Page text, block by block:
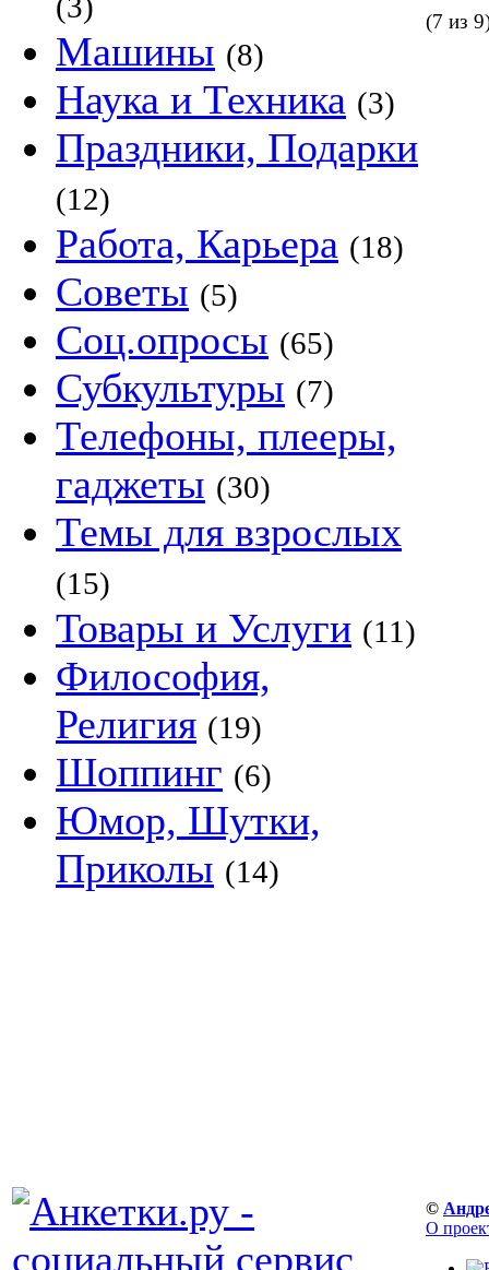
Машины (8)
Наука и Техника (3)
Праздники, Подарки
(12)
Работа, Карьера (18)
Советы (5)
Соц.опросы (65)
Субкультуры (7)
Телефоны, плееры,
гаджеты (30)
Темы для взрослых
(15)
Товары и Услуги (11)
Философия,
Религия (19)
Шоппинг (6)
Юмор, Шутки,
Приколы (14)
(7 из
©
О